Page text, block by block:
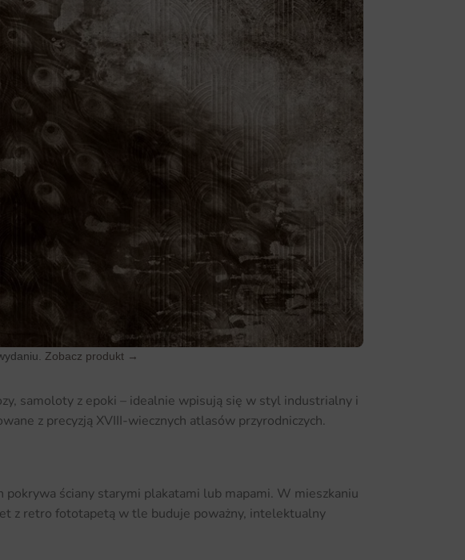
Zobacz produkt →
samoloty z epoki – idealnie wpisują się w styl industrialny i
z precyzją XVIII-wiecznych atlasów przyrodniczych.
ściany starymi plakatami lub mapami. W mieszkaniu
z retro fototapetą w tle buduje poważny, intelektualny